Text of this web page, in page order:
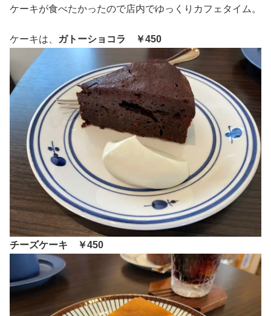
ケーキが食べたかったので店内でゆっくりカフェタイム。
ケーキは、 ガトーショコラ ￥450
チーズケーキ ￥450